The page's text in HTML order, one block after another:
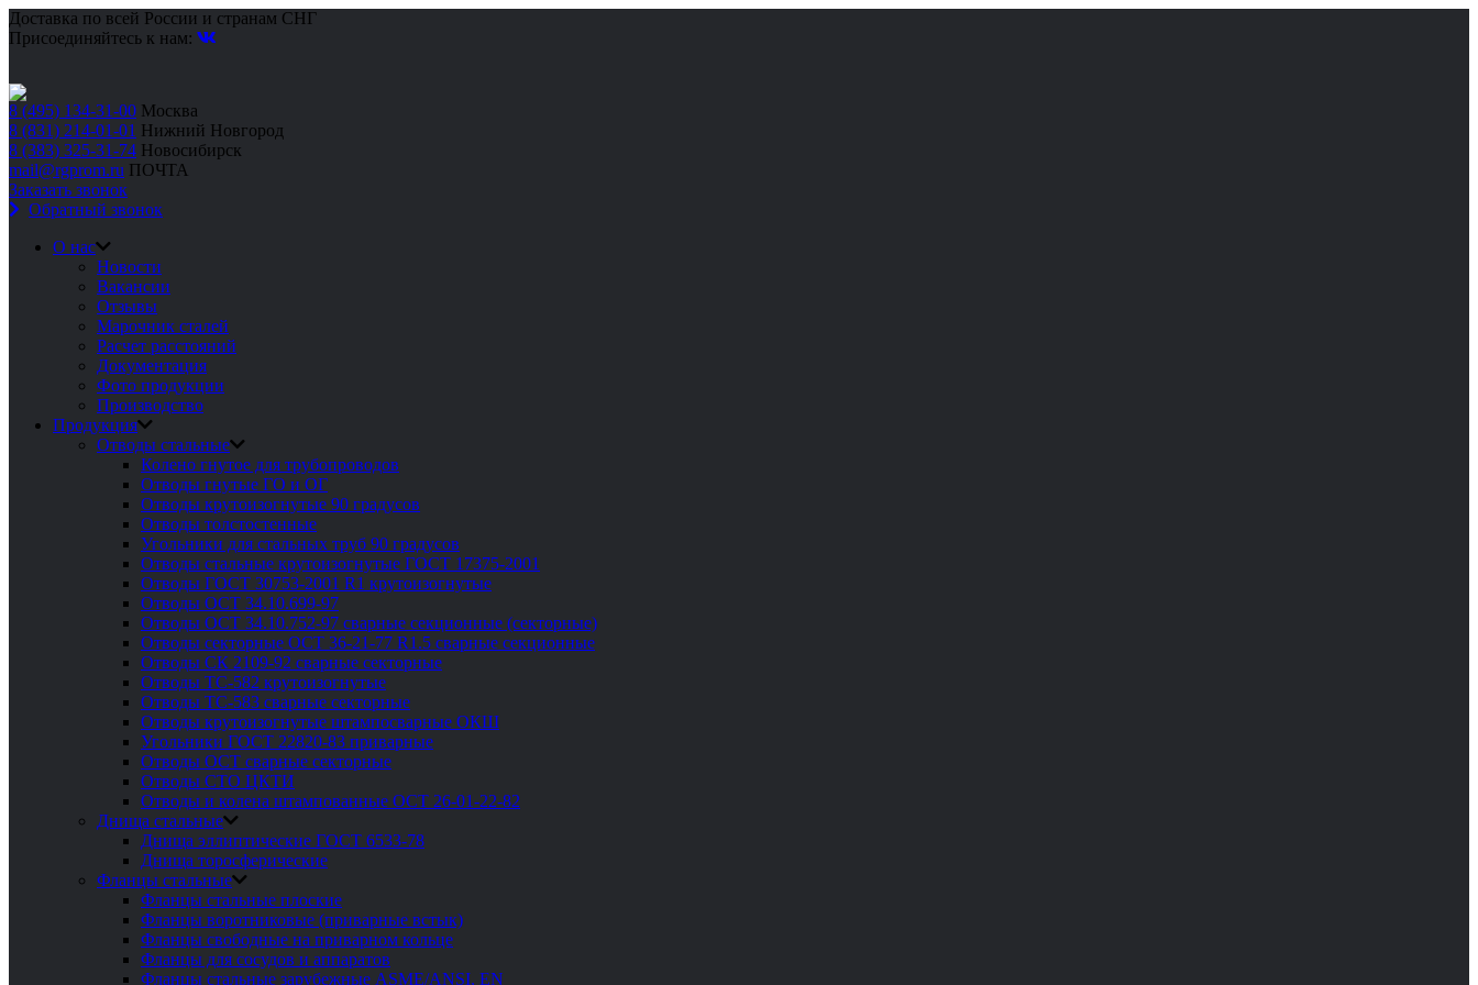
Доставка по всей России и странам СНГ
Присоединяйтесь к нам:
8 (495) 134-31-00 Москва
8 (831) 214-01-01 Нижний Новгород
8 (383) 325-31-74 Новосибирск
mail@rgprom.ru ПОЧТА
Заказать звонок
Обратный звонок
О нас
Новости
Вакансии
Отзывы
Марочник сталей
Расчет расстояний
Документация
Фото продукции
Производство
Продукция
Отводы стальные
Колено гнутое для трубопроводов
Отводы гнутые ГО и ОГ
Отводы крутоизогнутые 90 градусов
Отводы толстостенные
Угольники для стальных труб 90 градусов
Отводы стальные крутоизогнутые ГОСТ 17375-2001
Отводы ГОСТ 30753-2001 R1 крутоизогнутые
Отводы ОСТ 34.10.699-97
Отводы ОСТ 34.10.752-97 сварные секционные (секторные)
Отводы секторные ОСТ 36-21-77 R1.5 сварные секционные
Отводы СК 2109-92 сварные секторные
Отводы ТС-582 крутоизогнутые
Отводы ТС-583 сварные секторные
Отводы крутоизогнутые штампосварные ОКШ
Угольники ГОСТ 22820-83 приварные
Отводы ОСТ сварные секторные
Отводы СТО ЦКТИ
Отводы и колена штампованные ОСТ 26-01-22-82
Днища стальные
Днища эллиптические ГОСТ 6533-78
Днища торосферические
Фланцы стальные
Фланцы стальные плоские
Фланцы воротниковые (приварные встык)
Фланцы свободные на приварном кольце
Фланцы для сосудов и аппаратов
Фланцы стальные зарубежные ASME/ANSI, EN